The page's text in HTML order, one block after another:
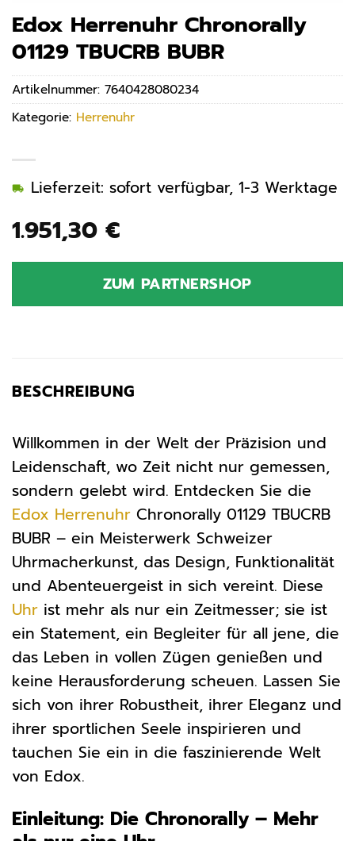
Edox Herrenuhr Chronorally
01129 TBUCRB BUBR
1.951,30 €
Lieferzeit: sofort verfügbar, 1-3 Werktage
ZUM PARTNERSHOP
Artikelnummer: 7640428080234
Kategorie: Herrenuhr
BESCHREIBUNG
Willkommen in der Welt der Präzision und
Leidenschaft, wo Zeit nicht nur gemessen,
sondern gelebt wird. Entdecken Sie die
Edox Herrenuhr Chronorally 01129 TBUCRB
BUBR – ein Meisterwerk Schweizer
Uhrmacherkunst, das Design, Funktionalität
und Abenteuergeist in sich vereint. Diese
Uhr ist mehr als nur ein Zeitmesser; sie ist
ein Statement, ein Begleiter für all jene, die
das Leben in vollen Zügen genießen und
keine Herausforderung scheuen. Lassen Sie
sich von ihrer Robustheit, ihrer Eleganz und
ihrer sportlichen Seele inspirieren und
tauchen Sie ein in die faszinierende Welt
von Edox.
Einleitung: Die Chronorally – Mehr